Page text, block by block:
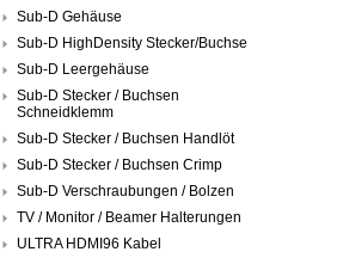
Sub-D Gehäuse
Sub-D HighDensity Stecker/Buchse
Sub-D Leergehäuse
Sub-D Stecker / Buchsen
Schneidklemm
Sub-D Stecker / Buchsen Handlöt
Sub-D Stecker / Buchsen Crimp
Sub-D Verschraubungen / Bolzen
TV / Monitor / Beamer Halterungen
ULTRA HDMI96 Kabel